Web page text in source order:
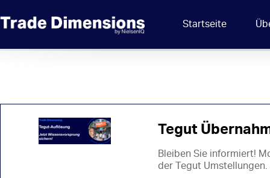
Startseite
Tegut
Bleiben Sie informiert!
der Tegut Umstellungen.